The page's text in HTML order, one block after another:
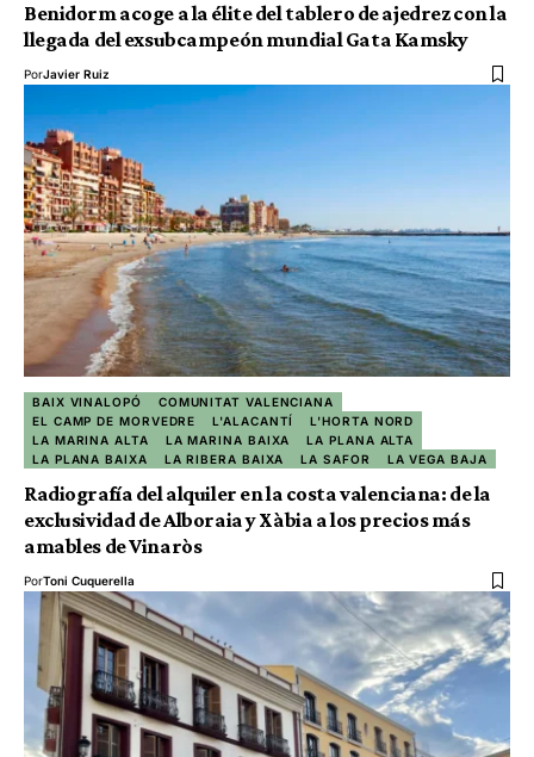
Benidorm acoge a la élite del tablero de ajedrez con la
llegada del exsubcampeón mundial Gata Kamsky
PorJavier Ruiz
BAIX VINALOPÓ
COMUNITAT VALENCIANA
EL CAMP DE MORVEDRE
L'ALACANTÍ
L'HORTA NORD
LA MARINA ALTA
LA MARINA BAIXA
LA PLANA ALTA
LA PLANA BAIXA
LA RIBERA BAIXA LA SAFOR LA VEGA BAJA
Radiografía del alquiler en la costa valenciana: de la
exclusividad de Alboraia y Xàbia a los precios más
amables de Vinaròs
PorToni Cuquerella